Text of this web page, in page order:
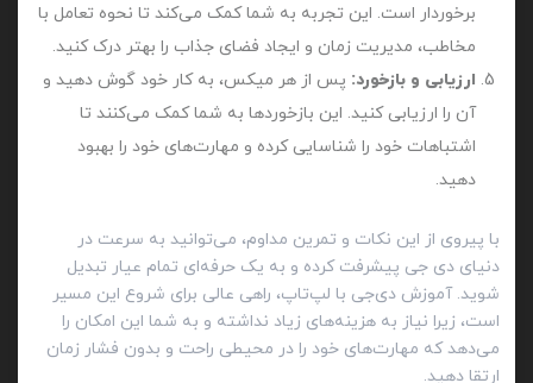
برخوردار است. این تجربه به شما کمک می‌کند تا نحوه تعامل با
مخاطب، مدیریت زمان و ایجاد فضای جذاب را بهتر درک کنید.
ارزیابی و بازخورد: پس از هر میکس، به کار خود گوش دهید و
آن را ارزیابی کنید. این بازخوردها به شما کمک می‌کنند تا
اشتباهات خود را شناسایی کرده و مهارت‌های خود را بهبود
دهید.
با پیروی از این نکات و تمرین مداوم، می‌توانید به سرعت در
دنیای دی‌ جی پیشرفت کرده و به یک حرفه‌ای تمام عیار تبدیل
شوید. آموزش دی‌جی با لپ‌تاپ، راهی عالی برای شروع این مسیر
است، زیرا نیاز به هزینه‌های زیاد نداشته و به شما این امکان را
می‌دهد که مهارت‌های خود را در محیطی راحت و بدون فشار زمان
ارتقا دهید.